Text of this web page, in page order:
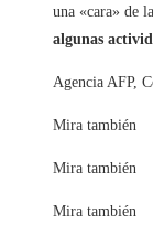
una «cara» de
algunas
Agencia AFP,
Mira también
Mira también
Mira también